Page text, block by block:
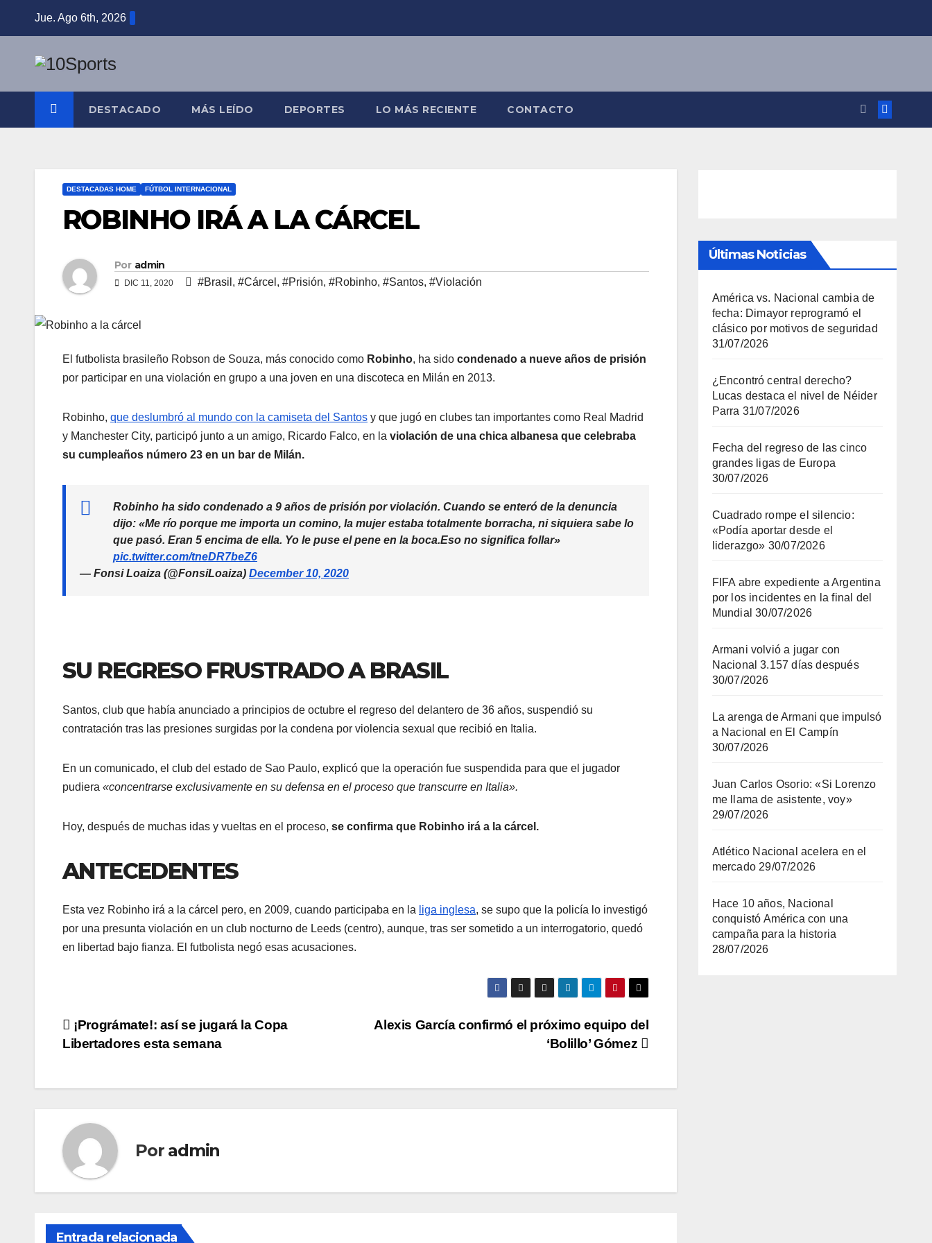
Jue. Ago 6th, 2026
DESTACADO MÁS LEÍDO DEPORTES LO MÁS RECIENTE CONTACTO
DESTACADAS HOME FÚTBOL INTERNACIONAL
ROBINHO IRÁ A LA CÁRCEL
Por admin
DIC 11, 2020 #Brasil , #Cárcel , #Prisión, #Robinho, #Santos, #Violación
El futbolista brasileño Robson de Souza, más conocido como Robinho, ha sido condenado a nueve años de prisión
por participar en una violación en grupo a una joven en una discoteca en Milán en 2013.
Robinho, que deslumbró al mundo con la camiseta del Santos y que jugó en clubes tan importantes como Real Madrid
y Manchester City, participó junto a un amigo, Ricardo Falco, en la violación de una chica albanesa que celebraba
su cumpleaños número 23 en un bar de Milán.
Robinho ha sido condenado a 9 años de prisión por violación. Cuando se enteró de la denuncia
dijo: «Me río porque me importa un comino, la mujer estaba totalmente borracha, ni siquiera sabe lo
que pasó. Eran 5 encima de ella. Yo le puse el pene en la boca.Eso no significa follar»
pic.twitter.com/tneDR7beZ6
— Fonsi Loaiza (@FonsiLoaiza) December 10, 2020
SU REGRESO FRUSTRADO A BRASIL
Santos, club que había anunciado a principios de octubre el regreso del delantero de 36 años, suspendió su
contratación tras las presiones surgidas por la condena por violencia sexual que recibió en Italia.
En un comunicado, el club del estado de Sao Paulo, explicó que la operación fue suspendida para que el jugador
pudiera «concentrarse exclusivamente en su defensa en el proceso que transcurre en Italia».
Hoy, después de muchas idas y vueltas en el proceso, se confirma que Robinho irá a la cárcel.
ANTECEDENTES
Esta vez Robinho irá a la cárcel pero, en 2009, cuando participaba en la liga inglesa, se supo que la policía lo investigó
por una presunta violación en un club nocturno de Leeds (centro), aunque, tras ser sometido a un interrogatorio, quedó
en libertad bajo fianza. El futbolista negó esas acusaciones.
Alexis García confirmó el próximo equipo del
‘Bolillo’ Gómez
¡Prográmate!: así se jugará la Copa
Libertadores esta semana
Por admin
Entrada relacionada
Últimas Noticias
América vs. Nacional cambia de
fecha: Dimayor reprogramó el
clásico por motivos de seguridad
31/07/2026
¿Encontró central derecho?
Lucas destaca el nivel de Néider
Parra 31/07/2026
Fecha del regreso de las cinco
grandes ligas de Europa
30/07/2026
Cuadrado rompe el silencio:
«Podía aportar desde el
liderazgo» 30/07/2026
FIFA abre expediente a Argentina
por los incidentes en la final del
Mundial 30/07/2026
Armani volvió a jugar con
Nacional 3.157 días después
30/07/2026
La arenga de Armani que impulsó
a Nacional en El Campín
30/07/2026
Juan Carlos Osorio: «Si Lorenzo
me llama de asistente, voy»
29/07/2026
Atlético Nacional acelera en el
mercado 29/07/2026
Hace 10 años, Nacional
conquistó América con una
campaña para la historia
28/07/2026